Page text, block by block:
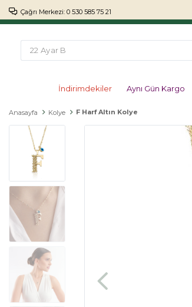
Çağrı Merkezi: 0 530 585 75 21
İndirimdekiler Aynı Gün Kargo
Anasayfa Kolye F Harf Altın Kolye